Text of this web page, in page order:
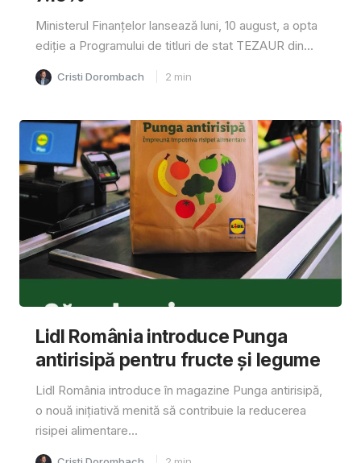
Ministerul Finanțelor lansează luni, 10 august, a opta
ediție a Programului de titluri de stat TEZAUR din...
Cristi Dorombach 2 min
Lidl România introduce Punga
antirisipă pentru fructe și legume
Lidl România introduce în magazine Punga antirisipă,
o nouă inițiativă menită să contribuie la reducerea
risipei alimentare...